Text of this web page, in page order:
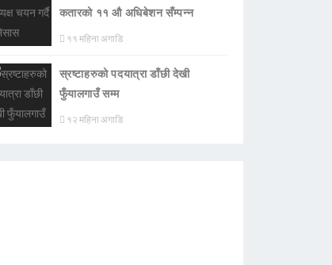
कतारको ११ औ अधिबेशन सँम्पन्न
११ महिना अगाडि
स्रष्टाहरुको पदयात्रा डाँछी देखी
फुँयालगाउँ सम्म
१२ महिना अगाडि